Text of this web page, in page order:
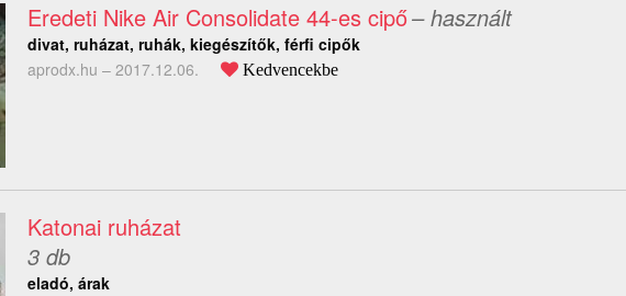
Eredeti Nike Air Consolidate 44-es cipő– használt
divat, ruházat, ruhák, kiegészítők, férfi cipők
aprodx.hu – 2017.12.06. Kedvencekbe
Katonai ruházat
3 db
eladó, árak